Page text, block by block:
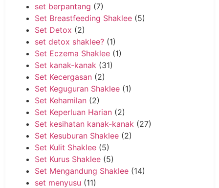
set berpantang (7)
Set Breastfeeding Shaklee (5)
Set Detox (2)
set detox shaklee? (1)
Set Eczema Shaklee (1)
Set kanak-kanak (31)
Set Kecergasan (2)
Set Keguguran Shaklee (1)
Set Kehamilan (2)
Set Keperluan Harian (2)
Set kesihatan kanak-kanak (27)
Set Kesuburan Shaklee (2)
Set Kulit Shaklee (5)
Set Kurus Shaklee (5)
Set Mengandung Shaklee (14)
set menyusu (11)